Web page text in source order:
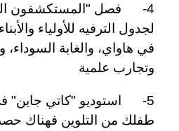
4- فصل "المستكشفون
لجدول الترفيه للأولياء
في هاواي، والغابة
وتجارب علمية
5- استوديو "كاتي جاين"
طفلك من التلوين فهناك